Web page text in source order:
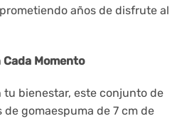
años de disfrute al
Momento
tu bienestar, este conjunto de
gomaespuma de 7 cm de